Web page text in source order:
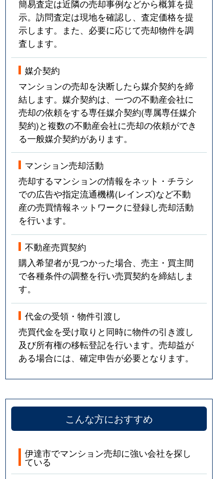
簡易査定は近隣の売却事例などから概算を提
示。訪問査定は現地を確認し、査定価格を提
示します。また、必要に応じて売却物件を調
査します。
媒介契約
マンションの売却を決断したら媒介契約を締
結します。媒介契約は、一つの不動産会社に
売却の依頼をする専任媒介契約(専属専任媒介
契約)と複数の不動産会社に売却の依頼ができ
る一般媒介契約があります。
マンション売却活動
売却するマンションの情報をネット・チラシ
での広告や指定流通機構(レインズ)など不動
産の売買情報ネットワークに登録し売却活動
を行います。
不動産売買契約
購入希望者が見つかった場合、売主・買主間
で各種条件の調整を行い売買契約を締結しま
す。
代金の受領・物件引渡し
売買代金を受け取りと同時に物件の引き渡し
及び所有権の移転登記を行います。売却益が
ある場合には、確定申告が必要となります。
こんな方におすすめ
伊達市でマンション売却に強い会社を探し
ている